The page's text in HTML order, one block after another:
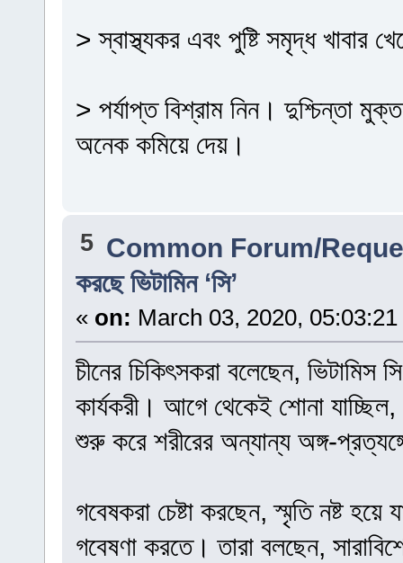
> স্বাস্থ্যকর এবং পুষ্টি সমৃদ্ধ খাবার
> পর্যাপ্ত বিশ্রাম নিন। দুশ্চিন্তা
অনেক কমিয়ে দেয়।
5 Common Forum/
করছে ভিটামিন ‘সি’
« on: March 03, 2020,
চীনের চিকিৎসকরা বলেছেন, ভিটামিস
কার্যকরী। আগে থেকেই শোনা
শুরু করে শরীরের অন্যান্য অঙ্গ-
গবেষকরা চেষ্টা করছেন, স্মৃতি নষ্ট
গবেষণা করতে। তারা বলছেন,